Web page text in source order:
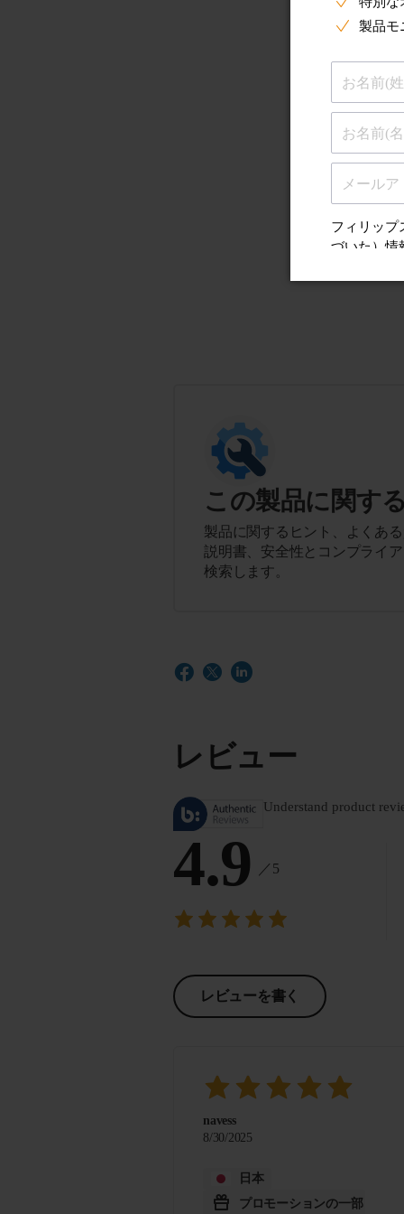
この製品に関す
製品に関するヒント、よくあ
説明書、安全性とコンプライ
検索します。
レビュー
Understand product
4.9 ／5
レビューを書く
navess
8/30/2025
日本
プロモーションの一部